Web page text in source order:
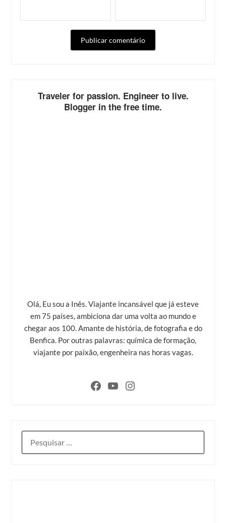
Traveler for passion. Engineer to live.
Blogger in the free time.
Olá, Eu sou a Inês. Viajante incansável que já esteve
em 75 países, ambiciona dar uma volta ao mundo e
chegar aos 100. Amante de história, de fotografia e do
Benfica. Por outras palavras: química de formação,
viajante por paixão, engenheira nas horas vagas.